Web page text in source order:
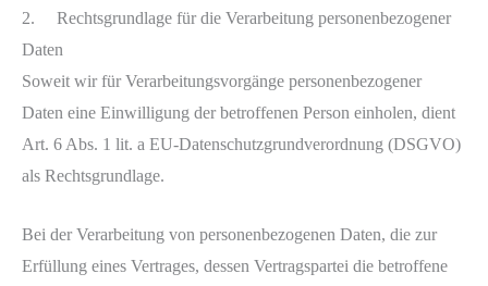
2. Rechtsgrundlage für die Verarbeitung personenbezogener
Daten
Soweit wir für Verarbeitungsvorgänge personenbezogener
Daten eine Einwilligung der betroffenen Person einholen, dient
Art. 6 Abs. 1 lit. a EU-Datenschutzgrundverordnung (DSGVO)
als Rechtsgrundlage.
Bei der Verarbeitung von personenbezogenen Daten, die zur
Erfüllung eines Vertrages, dessen Vertragspartei die betroffene